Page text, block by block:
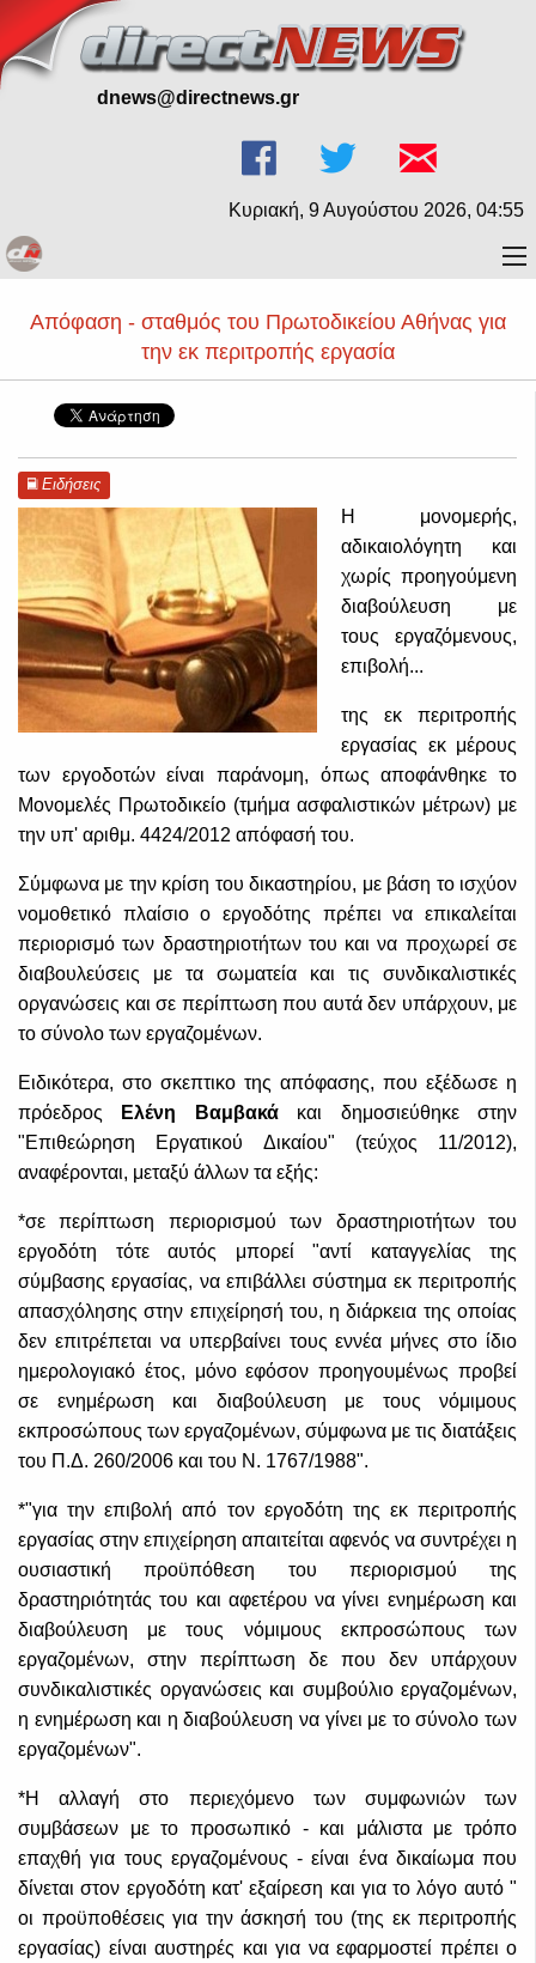
dnews@directnews.gr
Κυριακή, 9 Αυγούστου 2026, 04:55
Απόφαση - σταθμός του Πρωτοδικείου Αθήνας για
την εκ περιτροπής εργασία
Ειδήσεις
Η μονομερής,
αδικαιολόγητη και
χωρίς προηγούμενη
διαβούλευση με
τους εργαζόμενους,
επιβολή...
της εκ περιτροπής
εργασίας εκ μέρους
των εργοδοτών είναι παράνομη, όπως αποφάνθηκε το
Μονομελές Πρωτοδικείο (τμήμα ασφαλιστικών μέτρων) με
την υπ' αριθμ. 4424/2012 απόφασή του.
Σύμφωνα με την κρίση του δικαστηρίου, με βάση το ισχύον
νομοθετικό πλαίσιο ο εργοδότης πρέπει να επικαλείται
περιορισμό των δραστηριοτήτων του και να προχωρεί σε
διαβουλεύσεις με τα σωματεία και τις συνδικαλιστικές
οργανώσεις και σε περίπτωση που αυτά δεν υπάρχουν, με
το σύνολο των εργαζομένων.
Ειδικότερα, στο σκεπτικο της απόφασης, που εξέδωσε η
πρόεδρος
Ελένη Βαμβακάκαι δημοσιεύθηκε στην
"Επιθεώρηση Εργατικού Δικαίου" (τεύχος 11/2012),
αναφέρονται, μεταξύ άλλων τα εξής:
*σε περίπτωση περιορισμού των δραστηριοτήτων του
εργοδότη τότε αυτός μπορεί "αντί καταγγελίας της
σύμβασης εργασίας, να επιβάλλει σύστημα εκ περιτροπής
απασχόλησης στην επιχείρησή του, η διάρκεια της οποίας
δεν επιτρέπεται να υπερβαίνει τους εννέα μήνες στο ίδιο
ημερολογιακό έτος, μόνο εφόσον προηγουμένως προβεί
σε ενημέρωση και διαβούλευση με τους νόμιμους
εκπροσώπους των εργαζομένων, σύμφωνα με τις διατάξεις
του Π.Δ. 260/2006 και του Ν. 1767/1988".
*"για την επιβολή από τον εργοδότη της εκ περιτροπής
εργασίας στην επιχείρηση απαιτείται αφενός να συντρέχει η
ουσιαστική προϋπόθεση του περιορισμού της
δραστηριότητάς του και αφετέρου να γίνει ενημέρωση και
διαβούλευση με τους νόμιμους εκπροσώπους των
εργαζομένων, στην περίπτωση δε που δεν υπάρχουν
συνδικαλιστικές οργανώσεις και συμβούλιο εργαζομένων,
η ενημέρωση και η διαβούλευση να γίνει με το σύνολο των
εργαζομένων".
*Η αλλαγή στο περιεχόμενο των συμφωνιών των
συμβάσεων με το προσωπικό - και μάλιστα με τρόπο
επαχθή για τους εργαζομένους - είναι ένα δικαίωμα που
δίνεται στον εργοδότη κατ' εξαίρεση και για το λόγο αυτό "
οι προϋποθέσεις για την άσκησή του (της εκ περιτροπής
εργασίας) είναι αυστηρές και για να εφαρμοστεί πρέπει ο